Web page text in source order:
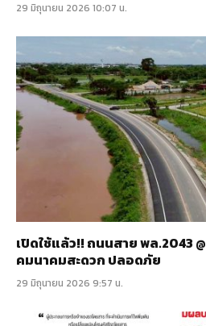
29 มิถุนายน 2026 10:07 น.
เปิดใช้แล้ว!! ถนนสาย พล.2043
คมนาคมสะดวก ปลอดภัย
29 มิถุนายน 2026 9:57 น.